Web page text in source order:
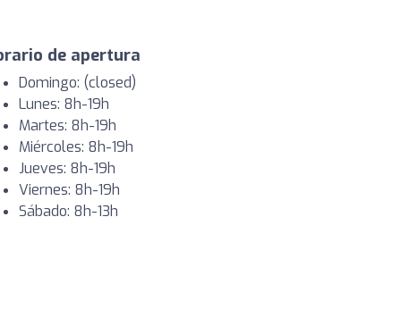
de apertura
Domingo: (closed)
Lunes: 8h-19h
Martes: 8h-19h
Miércoles: 8h-19h
Jueves: 8h-19h
Viernes: 8h-19h
Sábado: 8h-13h